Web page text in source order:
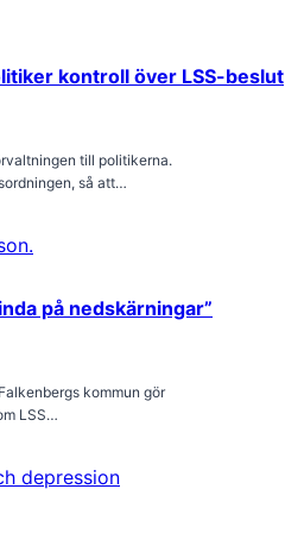
kontroll över LSS-beslut
till politikerna.
så att…
på nedskärningar”
kommun gör
LSS…